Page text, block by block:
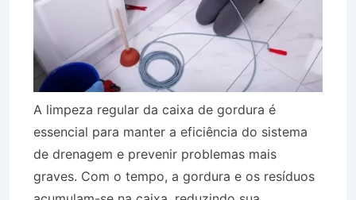
A limpeza regular da caixa de gordura é
essencial para manter a eficiência do sistema
de drenagem e prevenir problemas mais
graves. Com o tempo, a gordura e os resíduos